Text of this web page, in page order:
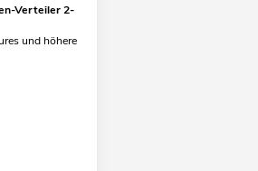
Verteiler 2-
und höhere